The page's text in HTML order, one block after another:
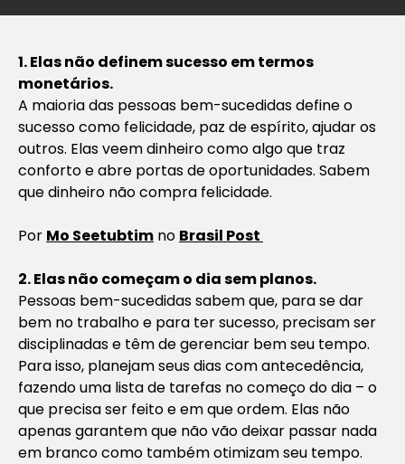
1. Elas não definem sucesso em termos
monetários.
A maioria das pessoas bem-sucedidas define o
sucesso como felicidade, paz de espírito, ajudar os
outros. Elas veem dinheiro como algo que traz
conforto e abre portas de oportunidades. Sabem
que dinheiro não compra felicidade.
Por Mo Seetubtim no Brasil Post
2. Elas não começam o dia sem planos.
Pessoas bem-sucedidas sabem que, para se dar
bem no trabalho e para ter sucesso, precisam ser
disciplinadas e têm de gerenciar bem seu tempo.
Para isso, planejam seus dias com antecedência,
fazendo uma lista de tarefas no começo do dia – o
que precisa ser feito e em que ordem. Elas não
apenas garantem que não vão deixar passar nada
em branco como também otimizam seu tempo.